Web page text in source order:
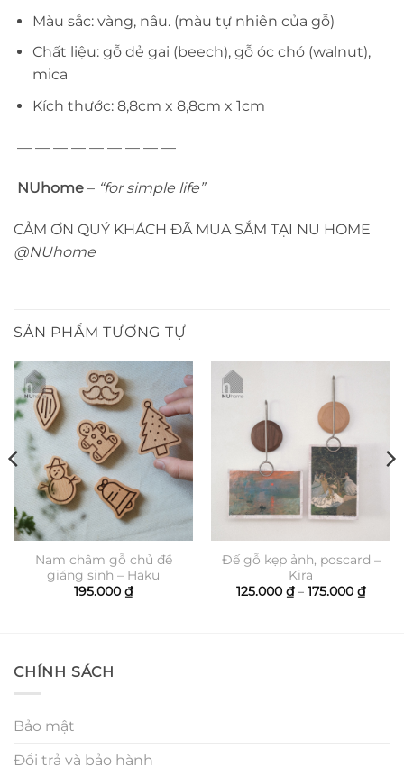
Màu sắc: vàng, nâu. (màu tự nhiên của gỗ)
Chất liệu: gỗ dẻ gai (beech), gỗ óc chó (walnut),
mica
Kích thước: 8,8cm x 8,8cm x 1cm
— — — — — — — — —
NUhome – “for simple life”
CẢM ƠN QUÝ KHÁCH ĐÃ MUA SẮM TẠI NU HOME
@NUhome
SẢN PHẨM TƯƠNG TỰ
Nam châm gỗ chủ đề
giáng sinh – Haku
195.000 ₫
Đế gỗ kẹp ảnh, poscard –
Kira
125.000 ₫ – 175.000 ₫
giá:
CHÍNH SÁCH
Bảo mật
Đổi trả và bảo hành